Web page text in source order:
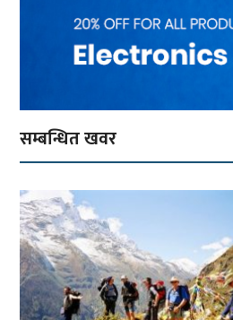
सम्बन्धित खवर